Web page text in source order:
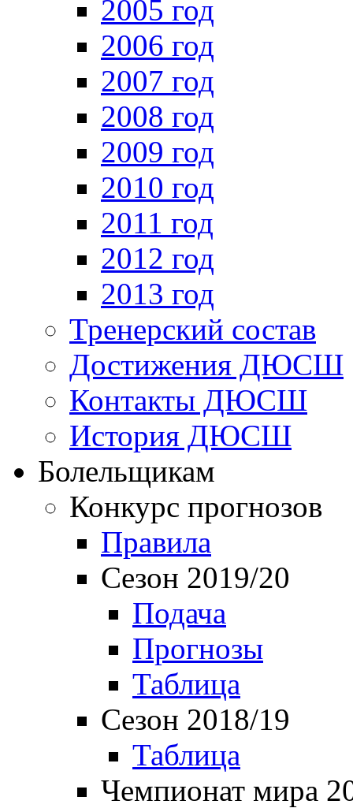
2005 год
2006 год
2007 год
2008 год
2009 год
2010 год
2011 год
2012 год
2013 год
Тренерский состав
Достижения ДЮСШ
Контакты ДЮСШ
История ДЮСШ
Болельщикам
Конкурс прогнозов
Правила
Сезон 2019/20
Подача
Прогнозы
Таблица
Сезон 2018/19
Таблица
Чемпионат мира